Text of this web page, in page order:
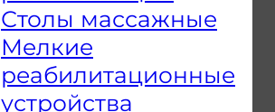
Столы массажные
Мелкие
реабилитационные
устройства